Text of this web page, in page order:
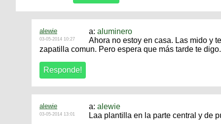
alewie
03-05-2014 10:27
a: aluminero
Ahora no estoy en casa. Las mido y
zapatilla comun. Pero espera que más tarde te
alewie
03-05-2014 13:01
a: alewie
Laa plantilla en la parte central y de